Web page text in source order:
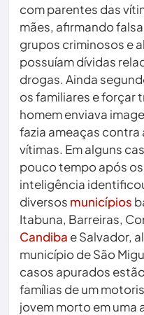
com parentes das
mães, afirmando
grupos criminosos e
possuíam dívidas
drogas. Ainda
os familiares e forçar
homem enviava
fazia ameaças contra
vítimas. Em alguns
pouco tempo após
inteligência
diversos municípios
Itabuna, Barreiras,
Candiba e Salvador,
município de São
casos apurados
famílias de um
jovem morto em uma